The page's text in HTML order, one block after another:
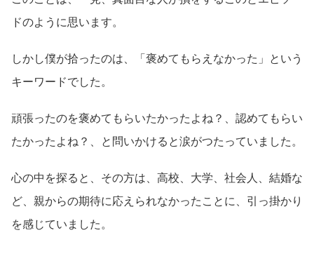
ドのように思います。
しかし僕が拾ったのは、「褒めてもらえなかった」という
キーワードでした。
頑張ったのを褒めてもらいたかったよね？、認めてもらい
たかったよね？、と問いかけると涙がつたっていました。
心の中を探ると、その方は、高校、大学、社会人、結婚な
ど、親からの期待に応えられなかったことに、引っ掛かり
を感じていました。